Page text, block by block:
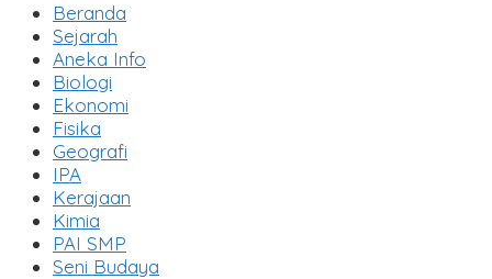
Beranda
Sejarah
Aneka Info
Biologi
Ekonomi
Fisika
Geografi
IPA
Kerajaan
Kimia
PAI SMP
Seni Budaya